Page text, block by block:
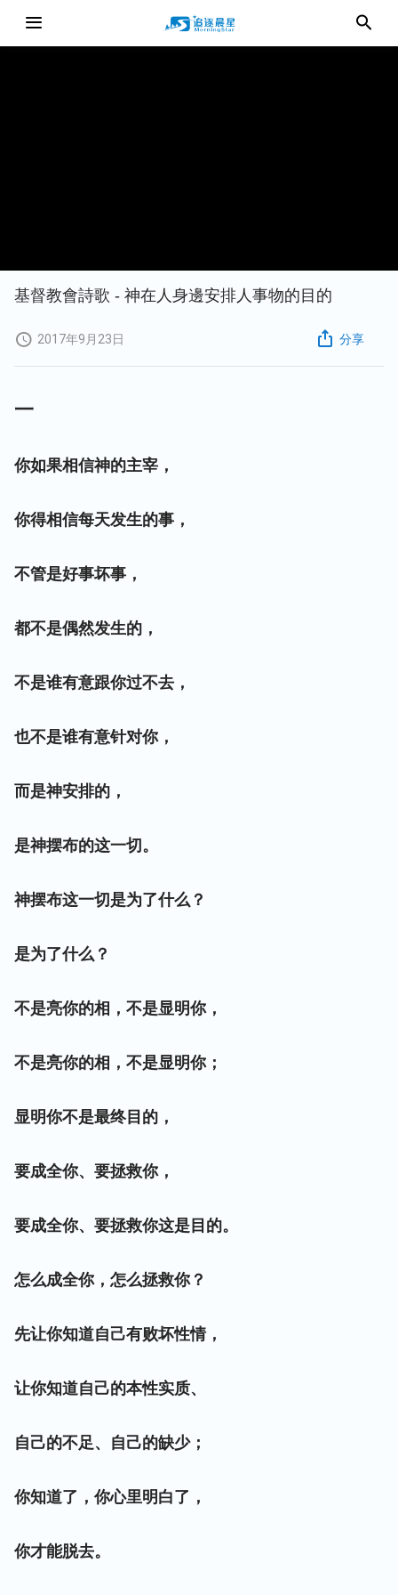
基督教會詩歌 - 神在人身邊安排人事物的目的
2017年9月23日 分享
一
你如果相信神的主宰，
你得相信每天发生的事，
不管是好事坏事，
都不是偶然发生的，
不是谁有意跟你过不去，
也不是谁有意针对你，
而是神安排的，
是神摆布的这一切。
神摆布这一切是为了什么？
是为了什么？
不是亮你的相，不是显明你，
不是亮你的相，不是显明你；
显明你不是最终目的，
要成全你、要拯救你，
要成全你、要拯救你这是目的。
怎么成全你，怎么拯救你？
先让你知道自己有败坏性情，
让你知道自己的本性实质、
自己的不足、自己的缺少；
你知道了，你心里明白了，
你才能脱去。